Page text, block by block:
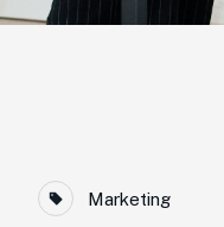
Marketing